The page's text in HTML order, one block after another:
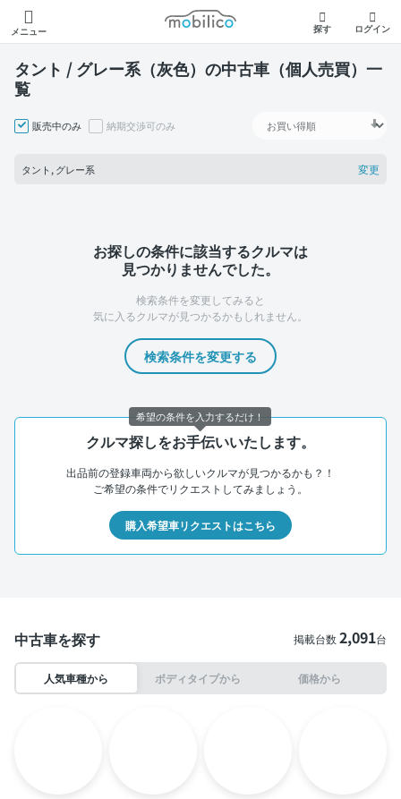
メニュー
モビリコ
探す ログイン
タント / グレー系（灰色）の中古車（個人売買）一
覧
販売中のみ 納期交渉可のみ
タント, グレー系 変更
お探しの条件に該当するクルマは
見つかりませんでした。
検索条件を変更してみると
気に入るクルマが見つかるかもしれません。
検索条件を変更する
クルマ探しをお手伝いいたします。
出品前の登録車両から欲しいクルマが見つかるかも？！
ご希望の条件でリクエストしてみましょう。
購入希望車リクエストはこちら
中古車を探す 掲載台数2,091台
人気車種から ボディタイプから 価格から
希望の条件を入力するだけ！